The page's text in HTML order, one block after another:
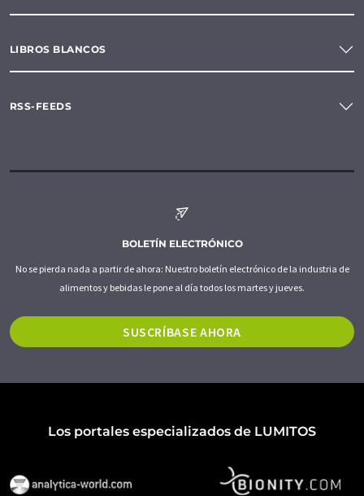
LIBROS BLANCOS
RSS-FEEDS
BOLETÍN ELECTRÓNICO
No se pierda nada a partir de ahora: Nuestro boletín electrónico de la industria de
alimentos y bebidas le pone al día todos los martes y jueves.
SUSCRÍBASE AHORA
Los portales especializados de LUMITOS